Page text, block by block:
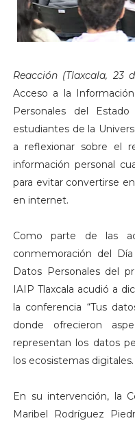
Reacción (Tlaxcala, 23
Acceso a la
Personales del
estudiantes de la
a reflexionar sobre el
información personal
para evitar convertirse
en internet.
Como parte de las
conmemoración del
Datos Personales del
IAIP Tlaxcala acudió a
la conferencia “Tus
donde ofrecieron
representan los datos
los ecosistemas digitales.
En su intervención, la
Maribel Rodríguez